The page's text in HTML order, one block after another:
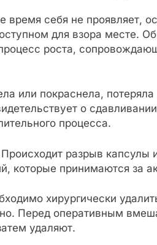
себя не проявляет,
для взора месте.
роста,
или покраснела, потеряла
о
процесса.
разрыв капсулы
которые принимаются за
хирургически
Перед оперативным
удаляют.